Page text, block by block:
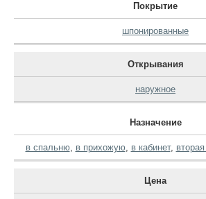
Покрытие
шпонированные
Открывания
наружное
Назначение
в спальню, в прихожую, в кабинет,
Цена